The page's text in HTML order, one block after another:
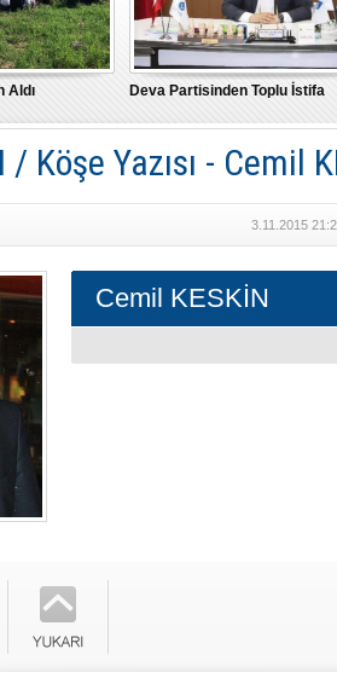
Aldı Deva Partisinden Toplu İstifa
/ Köşe Yazısı - Cemil
3.11.2015
Cemil KESKİN